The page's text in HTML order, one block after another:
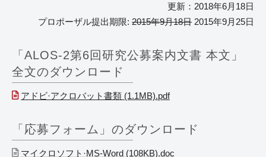
更新：2018年6月18日
プロポーザル提出期限: 2015年9月18日 2015年9月25日
「ALOS-2第6回研究公募案内文書 本文」
全文のダウンロード
アドビ·アクロバット書類 (1.1MB).pdf
「応募フォーム」のダウンロード
マイクロソフト·MS-Word (108KB).doc